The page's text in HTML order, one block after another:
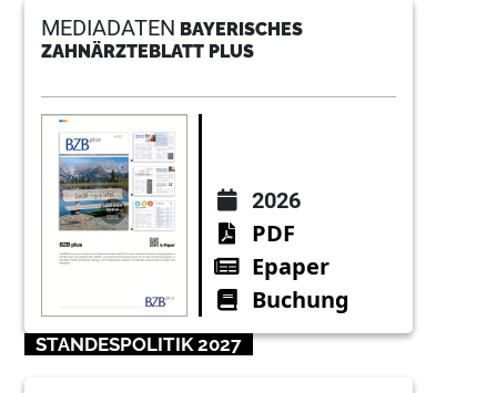
MEDIADATEN BAYERISCHES
ZAHNÄRZTEBLATT PLUS
2026
PDF
Epaper
Buchung
STANDESPOLITIK 2027